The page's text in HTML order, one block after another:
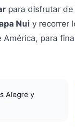
para disfrutar
Nui y recorrer
para
Alegre y